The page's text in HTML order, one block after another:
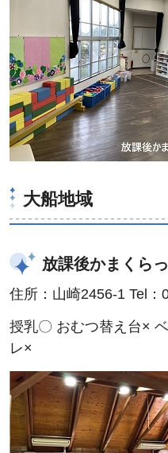
大船地域
放課後かまくら
住所：山崎2456-1 Tel：
授乳〇 おむつ替え台×
レ×